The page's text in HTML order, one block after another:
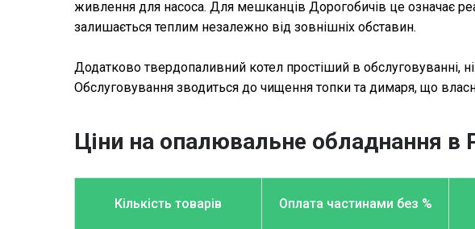
живлення для насоса. Для мешканців Дорогобичів це означає
залишається теплим незалежно від зовнішніх обставин.
Додатково твердопаливний котел простіший в обслуговуванні,
Обслуговування зводиться до чищення топки та димаря, що
Ціни на опалювальне обладнання в
Кількість товарів Оплата частинами без %